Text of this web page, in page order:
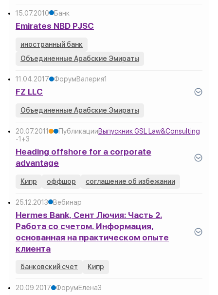
15.07.2010 Банк
Emirates NBD PJSC
иностранный банк
Объединенные Арабские Эмираты
11.04.2017 ФорумВалерия1
FZ LLC
Объединенные Арабские Эмираты
20.07.2011 ПубликацииВыпускник GSL Law&Consulting
-1 +3
Heading offshore for a corporate
advantage
Кипр оффшор соглашение об избежании
25.12.2013 Вебинар
Hermes Bank, Сент Лючия: Часть 2.
Работа со счетом. Информация,
основанная на практическом опыте
клиента
банковский счет Кипр
20.09.2017 ФорумЕлена3